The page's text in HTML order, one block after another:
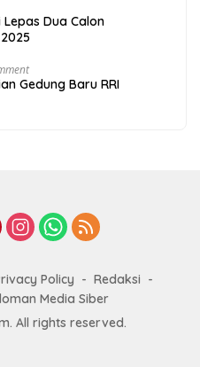
Dua Calon
Gedung Baru RRI
Policy
Redaksi
Media Siber
All rights reserved.